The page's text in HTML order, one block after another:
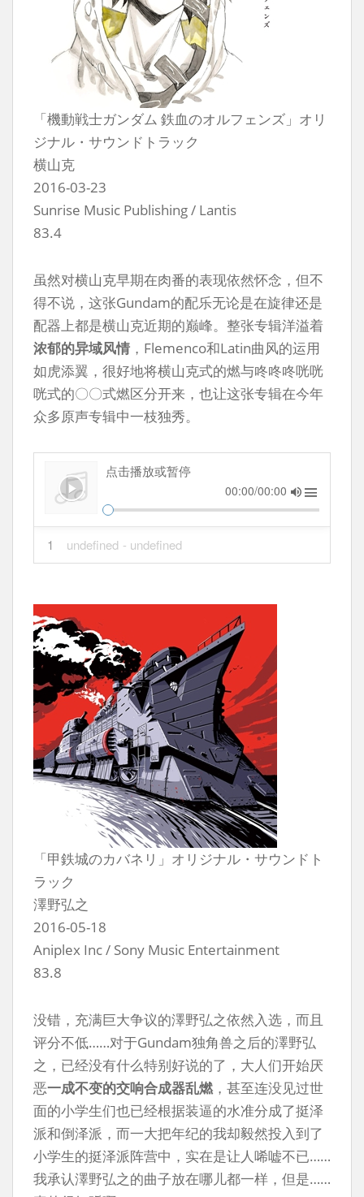
「機動戦士ガンダム 鉄血のオルフェンズ」オリ
ジナル・サウンドトラック
横山克
2016-03-23
Sunrise Music Publishing / Lantis
83.4
虽然对横山克早期在肉番的表现依然怀念，但不
得不说，这张Gundam的配乐无论是在旋律还是
配器上都是横山克近期的巅峰。整张专辑洋溢着
浓郁的异域风情 ，Flemenco和Latin曲风的运用
如虎添翼，很好地将横山克式的燃与咚咚咚咣咣
咣式的〇〇式燃区分开来，也让这张专辑在今年
众多原声专辑中一枝独秀。
点击播放或暂停
00:00/00:00
1 undefined - undefined
「甲鉄城のカバネリ」オリジナル・サウンドト
ラック
澤野弘之
2016-05-18
Aniplex Inc / Sony Music Entertainment
83.8
没错，充满巨大争议的澤野弘之依然入选，而且
评分不低……对于Gundam独角兽之后的澤野弘
之，已经没有什么特别好说的了，大人们开始厌
恶一成不变的交响合成器乱燃 ，甚至连没见过世
面的小学生们也已经根据装逼的水准分成了挺泽
派和倒泽派，而一大把年纪的我却毅然投入到了
小学生的挺泽派阵营中，实在是让人唏嘘不已……
我承认澤野弘之的曲子放在哪儿都一样，但是……